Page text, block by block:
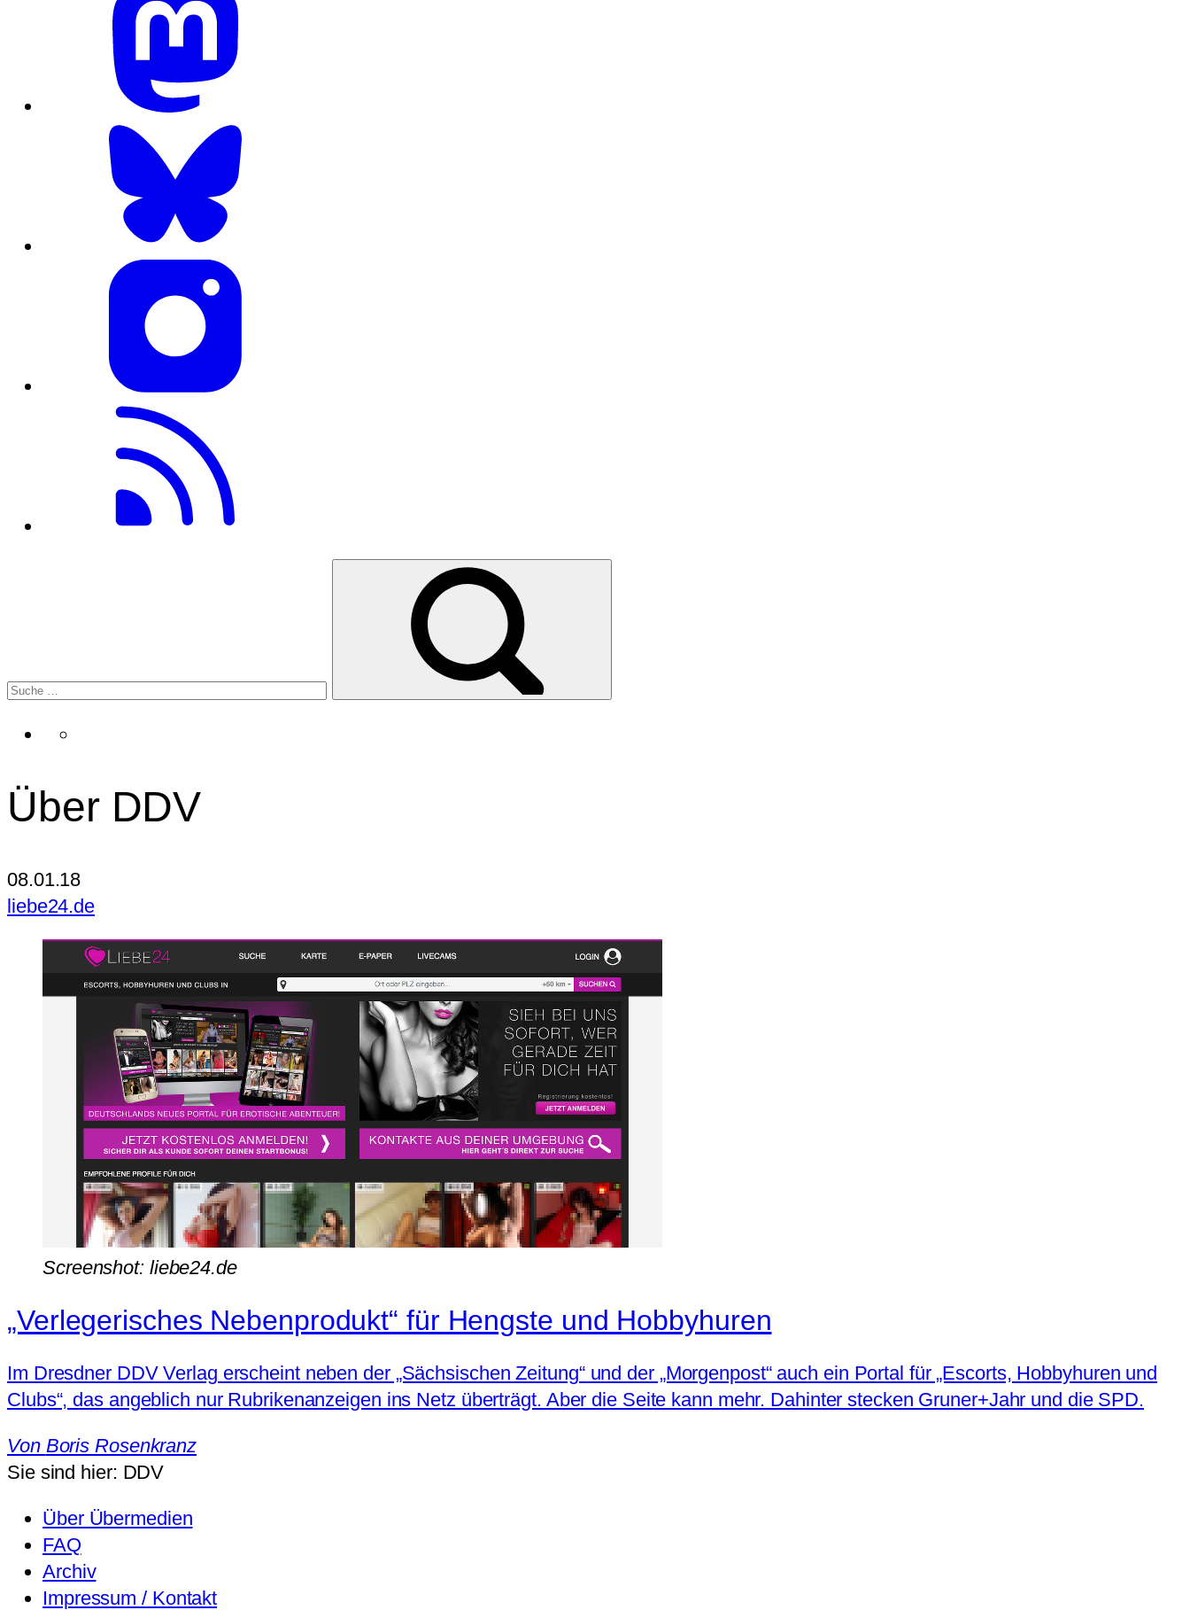
Über DDV
08.01.18
liebe24.de
Screenshot: liebe24.de
„Verlegerisches Nebenprodukt“ für Hengste und Hobbyhuren
Im Dresdner DDV Verlag erscheint neben der „Sächsischen Zeitung“ und der „Morgenpost“ auch ein Portal für „Escorts, Hobbyhuren und
Clubs“, das angeblich nur Rubrikenanzeigen ins Netz überträgt. Aber die Seite kann mehr. Dahinter stecken Gruner+Jahr und die SPD.
Von Boris Rosenkranz
Sie sind hier: DDV
Über Übermedien
FAQ
Archiv
Impressum / Kontakt